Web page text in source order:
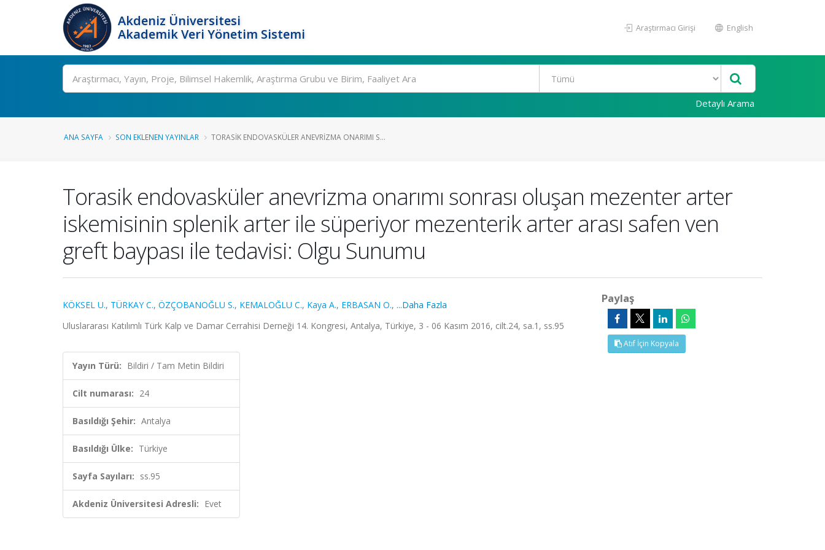
Akdeniz Üniversitesi
Akademik Veri Yönetim Sistemi
Araştırmacı Girişi English
Ara
Detaylı Arama
ANA SAYFA SON EKLENEN YAYINLAR TORASIK ENDOVASKÜLER ANEVRIZMA ONARIMI S...
Torasik endovasküler anevrizma onarımı sonrası oluşan mezenter arter
iskemisinin splenik arter ile süperiyor mezenterik arter arası safen ven
greft baypası ile tedavisi: Olgu Sunumu
KÖKSEL U., TÜRKAY C., ÖZÇOBANOĞLU S., KEMALOĞLU C., Kaya A., ERBASAN O., ...Daha Fazla
Uluslararası Katılımlı Türk Kalp ve Damar Cerrahisi Derneği 14. Kongresi, Antalya, Türkiye, 3 - 06 Kasım 2016, cilt.24, sa.1, ss.95
Yayın Türü: Bildiri / Tam Metin Bildiri
Cilt numarası: 24
Basıldığı Şehir: Antalya
Basıldığı Ülke: Türkiye
Sayfa Sayıları: ss.95
Akdeniz Üniversitesi Adresli: Evet
Paylaş
Atıf İçin Kopyala